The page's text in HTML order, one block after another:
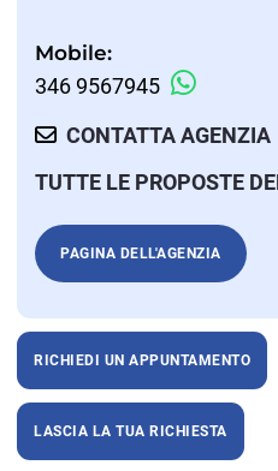
Mobile:
346 9567945
CONTATTA AGENZIA
TUTTE LE PROPOSTE
PAGINA DELL'AGENZIA
RICHIEDI UN APPUNTAMENTO
LASCIA LA TUA RICHIESTA